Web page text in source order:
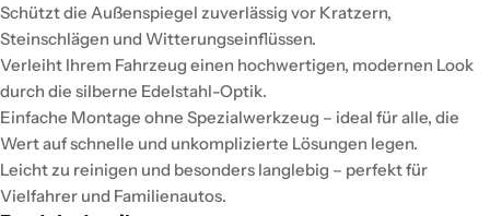
Schützt die Außenspiegel zuverlässig vor Kratzern,
Steinschlägen und Witterungseinflüssen.
Verleiht Ihrem Fahrzeug einen hochwertigen, modernen Look
durch die silberne Edelstahl-Optik.
Einfache Montage ohne Spezialwerkzeug – ideal für alle, die
Wert auf schnelle und unkomplizierte Lösungen legen.
Leicht zu reinigen und besonders langlebig – perfekt für
Vielfahrer und Familienautos.